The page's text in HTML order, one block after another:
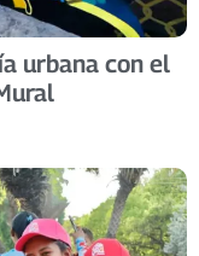
urbana con el